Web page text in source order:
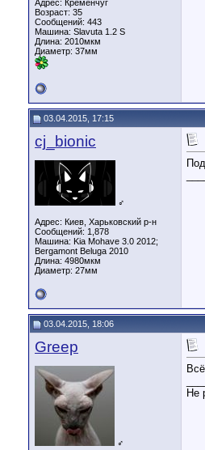
Адрес: Кременчуг
Возраст: 35
Сообщений: 443
Машина: Slavuta 1.2 S
Длина: 2010мкм
Диаметр: 37мм
03.04.2015, 17:15
cj_bionic
♂
Адрес: Киев, Харьковский р-н
Сообщений: 1,878
Машина: Kia Mohave 3.0 2012;
Bergamont Beluga 2010
Длина: 4980мкм
Диаметр: 27мм
03.04.2015, 18:06
Greep
♂
Не